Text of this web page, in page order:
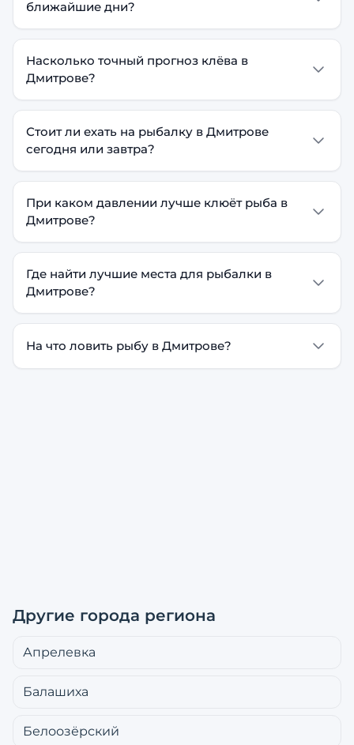
ближайшие дни?
Насколько точный прогноз клёва в
Дмитрове?
Стоит ли ехать на рыбалку в Дмитрове
сегодня или завтра?
При каком давлении лучше клюёт рыба в
Дмитрове?
Где найти лучшие места для рыбалки в
Дмитрове?
На что ловить рыбу в Дмитрове?
Другие города региона
Апрелевка
Балашиха
Белоозёрский